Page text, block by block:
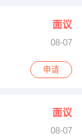
面议
08-07
天林花园二期大门
申请
面议
08-07